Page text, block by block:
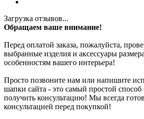
Загрузка отзывов...
Обращаем ваше внимание!
Перед оплатой заказа, пожалуйста,
выбранные изделия и аксессуары
особенностям вашего интерьера!
Просто позвоните нам или напишите
шапки сайта - это самый простой способ
получить консультацию! Мы всегда
консультацией перед покупкой!